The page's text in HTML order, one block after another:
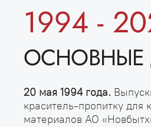
1994 -
ОСНОВНЫЕ
20 мая 1994 года.
краситель-пропитку
материалов АО